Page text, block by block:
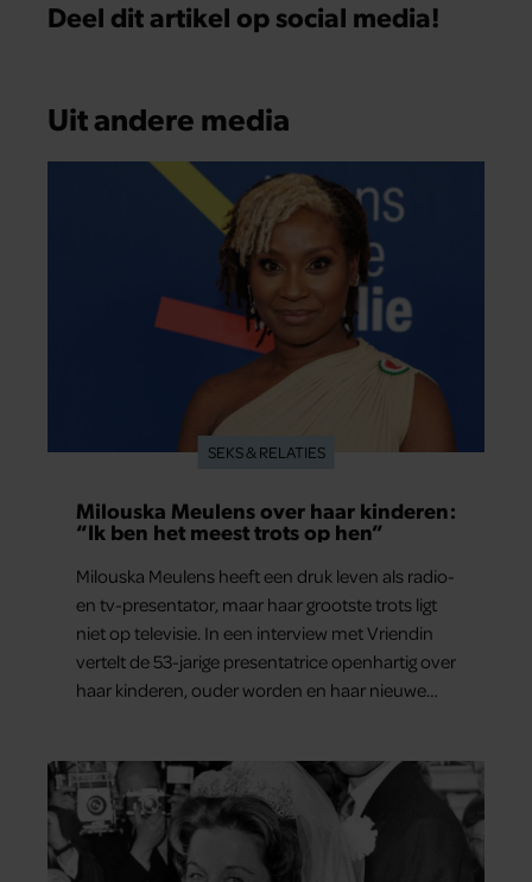
Deel dit artikel op social media!
Uit andere media
SEKS & RELATIES
Milouska Meulens over haar kinderen:
“Ik ben het meest trots op hen”
Milouska Meulens heeft een druk leven als radio-
en tv-presentator, maar haar grootste trots ligt
niet op televisie. In een interview met Vriendin
vertelt de 53-jarige presentatrice openhartig over
haar kinderen, ouder worden en haar nieuwe
dag het meest bezighouden.